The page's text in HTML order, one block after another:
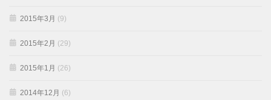
2015年3月 (9)
2015年2月 (29)
2015年1月 (26)
2014年12月 (6)